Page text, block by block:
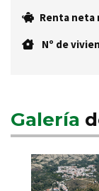
Renta neta
Nº de
Galería